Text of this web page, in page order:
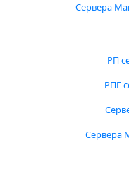
Сервера
РП
РПГ
Сервера